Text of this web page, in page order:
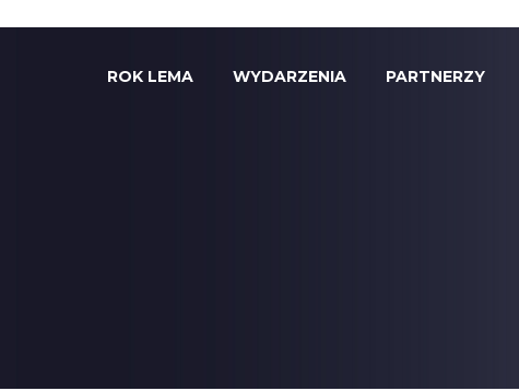
ROK LEMA WYDARZENIA PARTNERZY